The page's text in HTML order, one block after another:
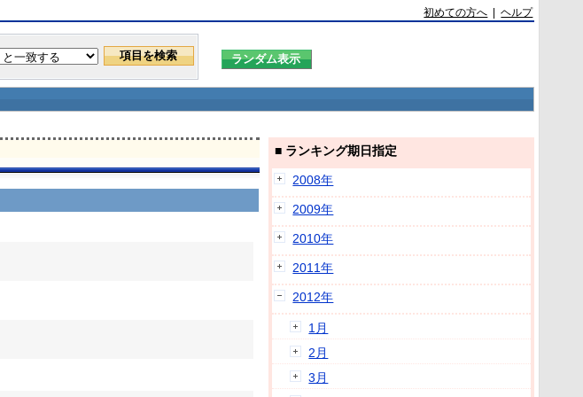
初めての方へ |ヘルプ
■ ランキング期日指定
2008年
2009年
2010年
2011年
2012年
1月
2月
3月